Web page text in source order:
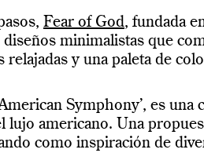
Fear of God, fundada
minimalistas que
relajadas y una paleta de
Symphony’, es
lujo americano. Una
como inspiración de